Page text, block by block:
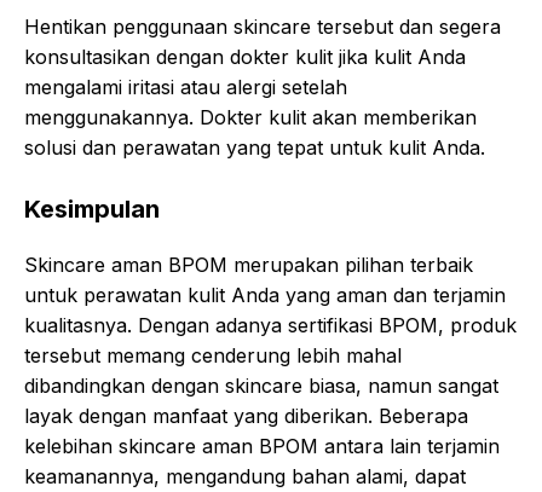
Hentikan penggunaan skincare tersebut dan segera
konsultasikan dengan dokter kulit jika kulit Anda
mengalami iritasi atau alergi setelah
menggunakannya. Dokter kulit akan memberikan
solusi dan perawatan yang tepat untuk kulit Anda.
Kesimpulan
Skincare aman BPOM merupakan pilihan terbaik
untuk perawatan kulit Anda yang aman dan terjamin
kualitasnya. Dengan adanya sertifikasi BPOM, produk
tersebut memang cenderung lebih mahal
dibandingkan dengan skincare biasa, namun sangat
layak dengan manfaat yang diberikan. Beberapa
kelebihan skincare aman BPOM antara lain terjamin
keamanannya, mengandung bahan alami, dapat